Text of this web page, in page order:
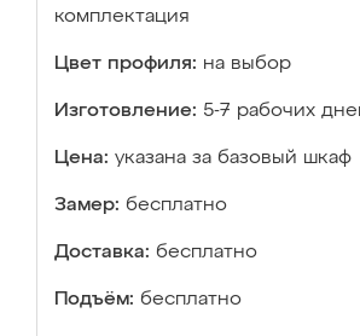
комплектация
Цвет профиля: на выбор
Изготовление: 5-7 рабочих
Цена: указана за базовый шкаф
Замер: бесплатно
Доставка: бесплатно
Подъём: бесплатно